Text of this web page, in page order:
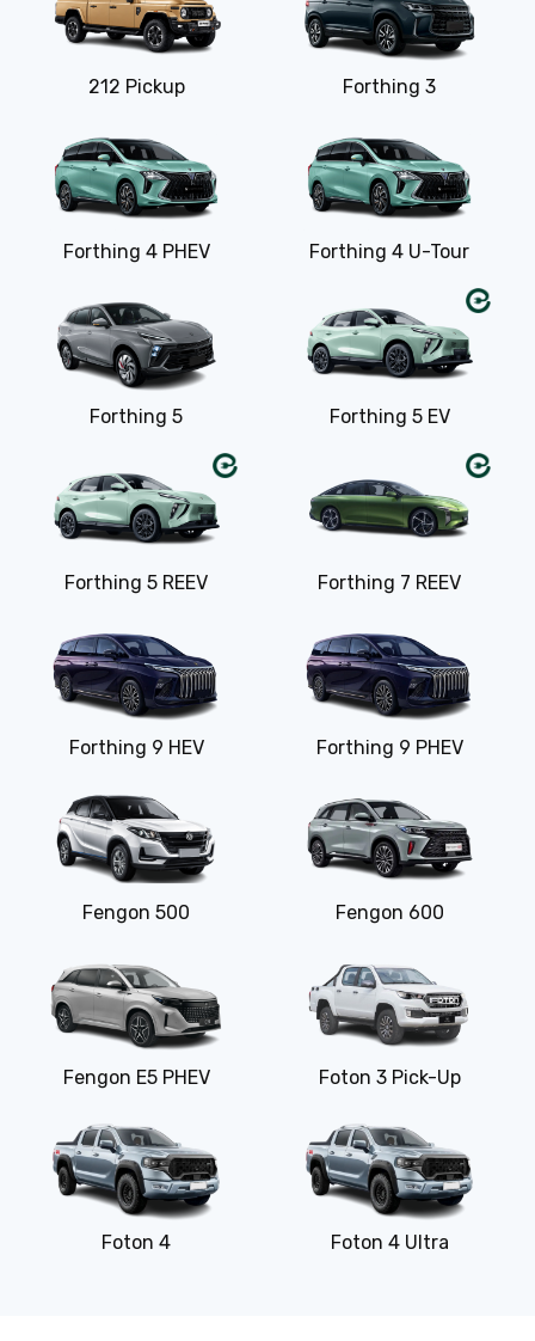
212 Pickup Forthing 3
Forthing 4 PHEV Forthing 4 U-Tour
Forthing 5 Forthing 5 EV
Forthing 5 REEV Forthing 7 REEV
Forthing 9 HEV Forthing 9 PHEV
Fengon 500 Fengon 600
Fengon E5 PHEV Foton 3 Pick-Up
Foton 4 Foton 4 Ultra